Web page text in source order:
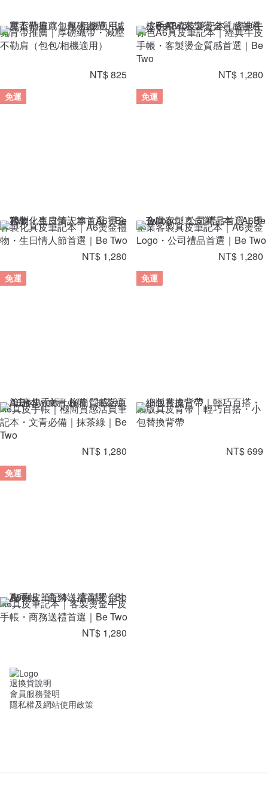
寬背帶推薦｜厚磅織帶・減壓
不勒肩（包包/相機適用）
NT$ 825
棕色A6真皮筆記本｜經典牛皮
手帳・客製燙金質感首選｜Be
Two
NT$ 1,280
免運
客製化真皮筆記本｜A6燙金禮
物・生日情人節首選｜Be Two
NT$ 1,280
免運
企業客製真皮筆記本｜A6燙金
Logo・公司禮品首選｜Be Two
NT$ 1,280
免運
A6真皮手帳｜極簡質感活頁筆
記本・文青必備｜抹茶綠｜Be
Two
NT$ 1,280
免運
細版真皮背帶｜輕巧百搭・小
包替換背帶
NT$ 699
免運
A6真皮筆記本｜客製燙金牛皮
手帳・商務送禮首選｜Be Two
NT$ 1,280
退換貨說明
會員服務聲明
隱私權及網站使用政策